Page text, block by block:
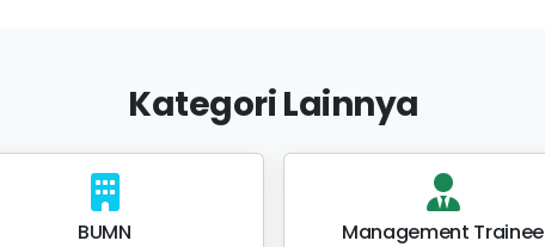
Kategori Lainnya
BUMN Management Trainee